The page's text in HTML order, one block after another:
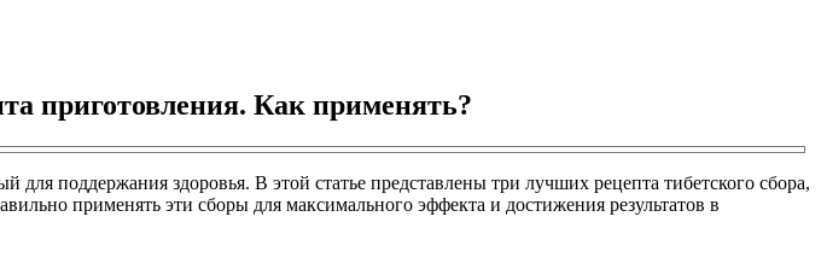
приготовления. Как применять?
поддержания здоровья. В этой статье представлены три лучших рецепта тибетского сбора,
применять эти сборы для максимального эффекта и достижения результатов в